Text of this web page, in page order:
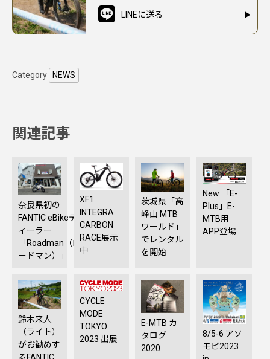
LINEに送る
Category NEWS
関連記事
奈良県初の
FANTIC eBikeデ
ィーラー
「Roadman（ロ
ードマン）」
XF1
INTEGRA
CARBON
RACE展示
中
茨城県「高
峰山 MTB
ワールド」
でレンタル
を開始
New 「E-
Plus」E-
MTB用
APP登場
鈴木来人
（ライト）
がお勧めす
るFANTIC
CYCLE
MODE
TOKYO
2023 出展
E-MTB カ
タログ
2020
8/5-6 アソ
モビ2023